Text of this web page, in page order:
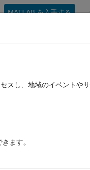
MATLAB を入手する
スし、地域のイベントや
ます。